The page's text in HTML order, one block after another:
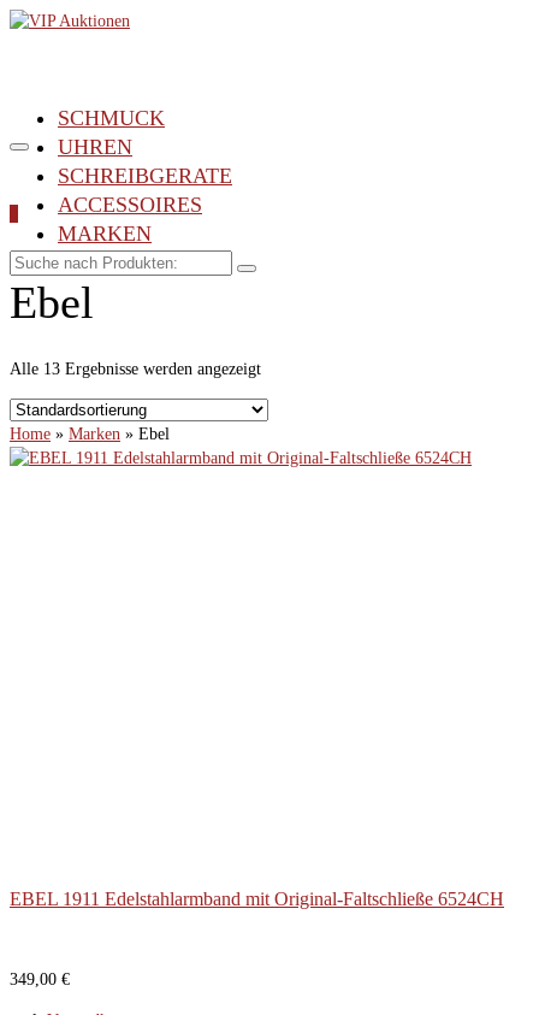
Suche
nach:
SCHMUCK
UHREN
SCHREIBGERATE
ACCESSOIRES
MARKEN
Ebel
Alle 13 Ergebnisse werden angezeigt
Home » Marken » Ebel
EBEL 1911 Edelstahlarmband mit Original-Faltschließe 6524CH
349,00 €